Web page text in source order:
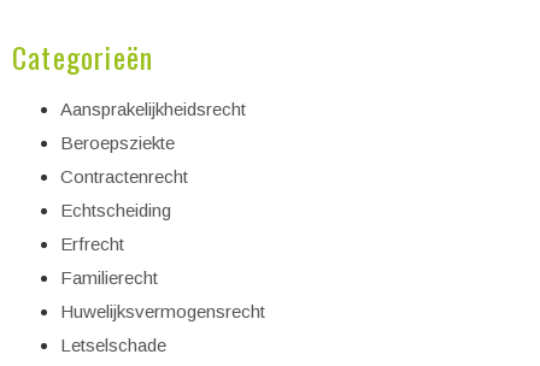
Categorieën
Aansprakelijkheidsrecht
Beroepsziekte
Contractenrecht
Echtscheiding
Erfrecht
Familierecht
Huwelijksvermogensrecht
Letselschade